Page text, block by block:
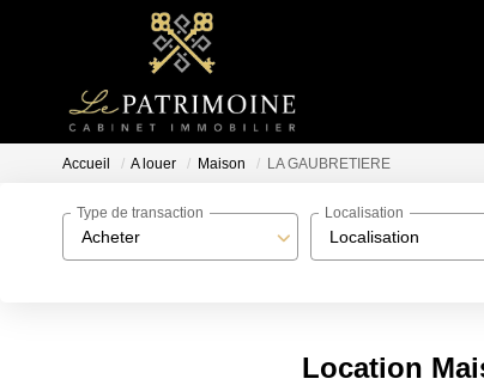
Accueil A louer Maison LA GAUBRETIERE
Acheter
Type de transaction
Localisation
Localisation
Location